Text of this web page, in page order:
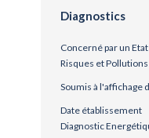
Diagnostics
Concerné par un
Risques et Pollutions
Soumis à l'affichage
Date établissement
Diagnostic